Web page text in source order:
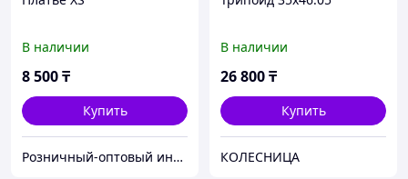
В наличии
8 500₸
Купить
Розничный-оптовый интим магазин Hot Secret
В наличии
26 800₸
Купить
КОЛЕСНИЦА